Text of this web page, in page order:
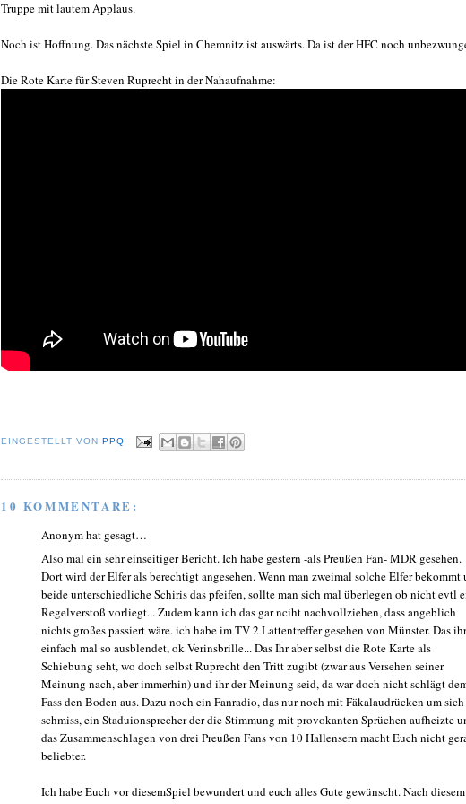
Truppe mit lautem Applaus.
Noch ist Hoffnung. Das nächste Spiel in Chemnitz ist auswärts. Da ist der HFC noch
Die Rote Karte für Steven Ruprecht in der Nahaufnahme:
EINGESTELLT VON PPQ
10 KOMMENTARE:
Anonym hat gesagt…
Also mal ein sehr einseitiger Bericht. Ich habe gestern -als Preußen Fan- MDR gesehen.
Dort wird der Elfer als berechtigt angesehen. Wenn man zweimal solche Elfer bekommt
beide unterschiedliche Schiris das pfeifen, sollte man sich mal überlegen ob nicht evtl
Regelverstoß vorliegt... Zudem kann ich das gar nciht nachvollziehen, dass angeblich
nichts großes passiert wäre. ich habe im TV 2 Lattentreffer gesehen von Münster. Das
einfach mal so ausblendet, ok Verinsbrille... Das Ihr aber selbst die Rote Karte als
Schiebung seht, wo doch selbst Ruprecht den Tritt zugibt (zwar aus Versehen seiner
Meinung nach, aber immerhin) und ihr der Meinung seid, da war doch nicht schlägt
Fass den Boden aus. Dazu noch ein Fanradio, das nur noch mit Fäkalaudrücken um sich
schmiss, ein Staduionsprecher der die Stimmung mit provokanten Sprüchen aufheizte
das Zusammenschlagen von drei Preußen Fans von 10 Hallensern macht Euch nicht
beliebter.
Ich habe Euch vor diesemSpiel bewundert und euch alles Gute gewünscht. Nach diesem